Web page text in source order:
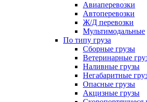
Авиаперевозки
Автоперевозки
Ж/Д перевозки
Мультимодальные
По типу груза
Сборные грузы
Ветеринарные
Наливные грузы
Негабаритные
Опасные грузы
Акцизные грузы